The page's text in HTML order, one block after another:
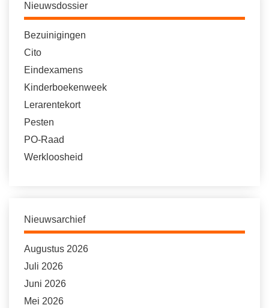
Nieuwsdossier
Bezuinigingen
Cito
Eindexamens
Kinderboekenweek
Lerarentekort
Pesten
PO-Raad
Werkloosheid
Nieuwsarchief
Augustus 2026
Juli 2026
Juni 2026
Mei 2026